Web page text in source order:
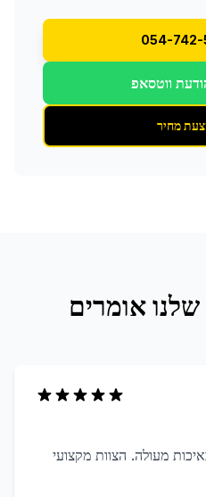
054-
ווטסאפ
מחיר
אומרים
ניקיון חירום 24/7 באיכות מעולה. הצוות מקצועי